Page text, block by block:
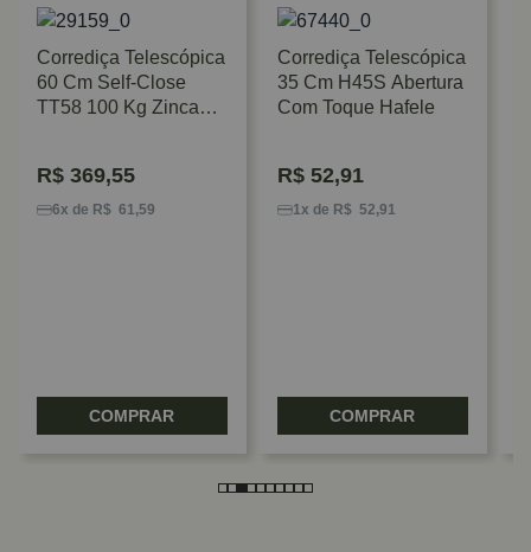
Corrediça Telescópica
60 Cm Self-Close
TT58 100 Kg Zincada
R$ 369,55
6x de R$ 61,59
COMPRAR
Corrediça Telescópica
35 Cm H45S Abertura
Com Toque Hafele
R$ 52,91
1x de R$ 52,91
COMPRAR